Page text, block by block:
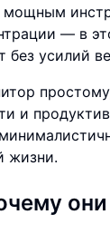
— в
без усилий
и
жизни.